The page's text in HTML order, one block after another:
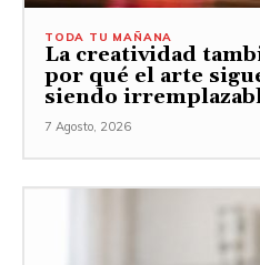
TODA TU MAÑANA
La creatividad
por qué el arte
siendo
7 Agosto, 2026